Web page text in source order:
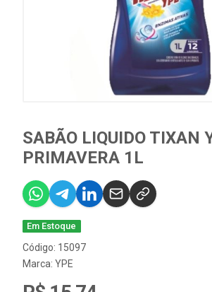
SABÃO LIQUIDO TIXAN
PRIMAVERA 1L
Em Estoque
Código: 15097
Marca: YPE